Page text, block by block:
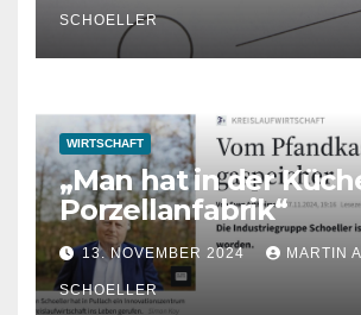
SCHOELLER
WIRTSCHAFT
„Man hat in der
Porzellanfabrik“
13. NOVEMBER 2024 MARTIN
SCHOELLER